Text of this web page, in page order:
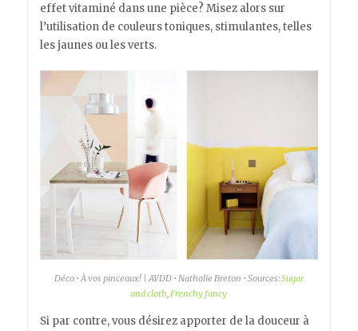
effet vitaminé dans une pièce? Misez alors sur
l’utilisation de couleurs toniques, stimulantes, telles
les jaunes ou les verts.
Déco • À vos pinceaux! | AVDD • Nathalie Breton • Sources:Sugar
and cloth Frenchy fancy
Si par contre, vous désirez apporter de la douceur à